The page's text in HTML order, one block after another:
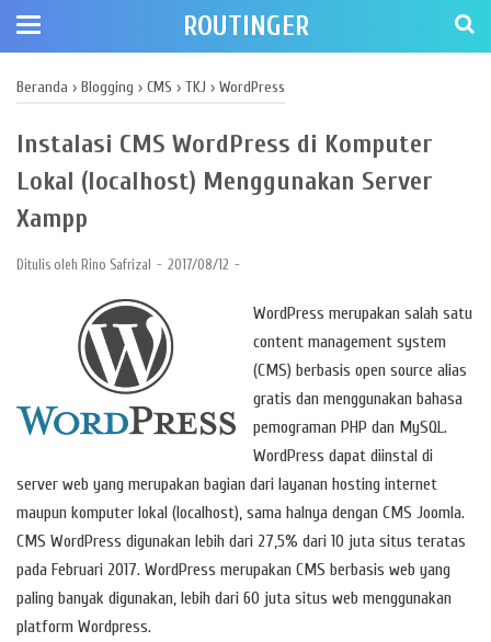
ROUTINGER
Beranda › Blogging › CMS › TKJ › WordPress
Instalasi CMS WordPress di Komputer
Lokal (localhost) Menggunakan Server
Xampp
Ditulis oleh Rino Safrizal 2017/08/12
WordPress merupakan salah satu
content management system
(CMS) berbasis open source alias
gratis dan menggunakan bahasa
pemograman PHP dan MySQL.
WordPress dapat diinstal di
server web yang merupakan bagian dari layanan hosting internet
maupun komputer lokal (localhost), sama halnya dengan CMS Joomla.
CMS WordPress digunakan lebih dari 27,5% dari 10 juta situs teratas
pada Februari 2017. WordPress merupakan CMS berbasis web yang
paling banyak digunakan, lebih dari 60 juta situs web menggunakan
platform Wordpress.